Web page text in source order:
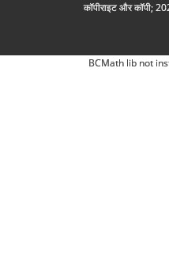
कॉपीराइट और कॉपी;
BCMath lib not